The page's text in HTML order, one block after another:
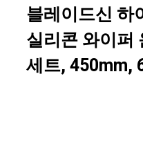
블레이드신 하
실리콘 와이퍼
세트, 450mm,